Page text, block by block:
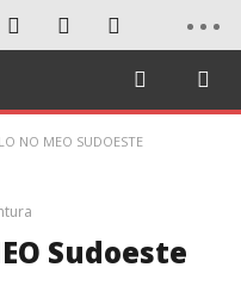
NO MEO SUDOESTE
Sudoeste